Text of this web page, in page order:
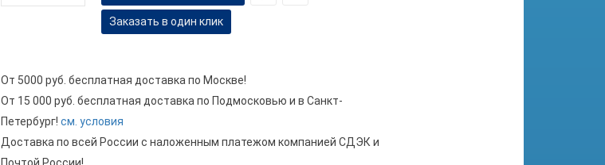
Заказать в один клик
От 5000 руб. бесплатная доставка по Москве!
От 15 000 руб. бесплатная доставка по Подмосковью и в Санкт-
Петербург! см. условия
Доставка по всей России с наложенным платежом компанией СДЭК и